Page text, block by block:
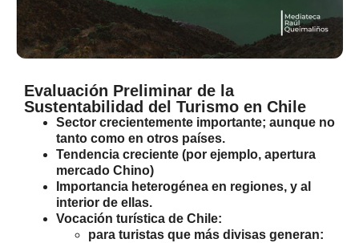
Evaluación Preliminar de la
Sustentabilidad del Turismo en Chile
Sector crecientemente importante; aunque no
tanto como en otros países.
Tendencia creciente (por ejemplo, apertura
mercado Chino)
Importancia heterogénea en regiones, y al
interior de ellas.
Vocación turística de Chile:
para turistas que más divisas generan: